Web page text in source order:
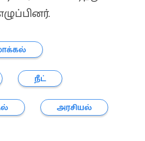
நீட்
அரசியல்